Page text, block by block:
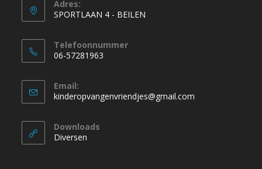
Adres:
SPORTLAAN 4 - BEILEN
Telefoonnummer
06-57281963
Email:
kinderopvangenvriendjes@gmail.com
Downloads
Diversen